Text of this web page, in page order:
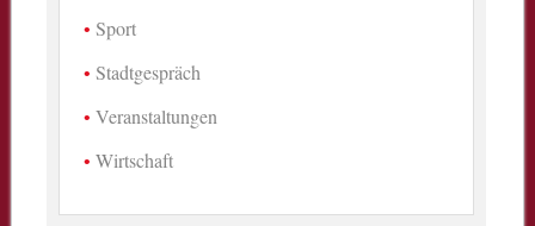
Sport
Stadtgespräch
Veranstaltungen
Wirtschaft